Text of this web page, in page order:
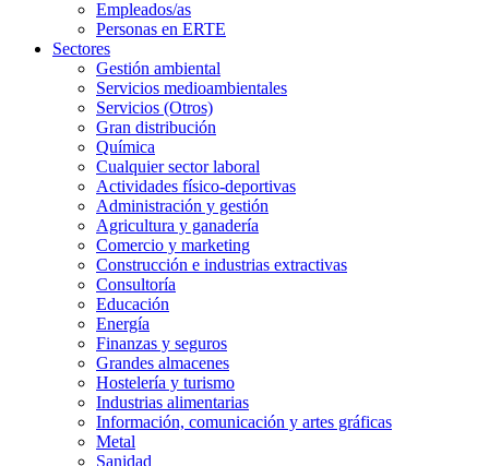
Empleados/as
Personas en ERTE
Sectores
Gestión ambiental
Servicios medioambientales
Servicios (Otros)
Gran distribución
Química
Cualquier sector laboral
Actividades físico-deportivas
Administración y gestión
Agricultura y ganadería
Comercio y marketing
Construcción e industrias extractivas
Consultoría
Educación
Energía
Finanzas y seguros
Grandes almacenes
Hostelería y turismo
Industrias alimentarias
Información, comunicación y artes gráficas
Metal
Sanidad